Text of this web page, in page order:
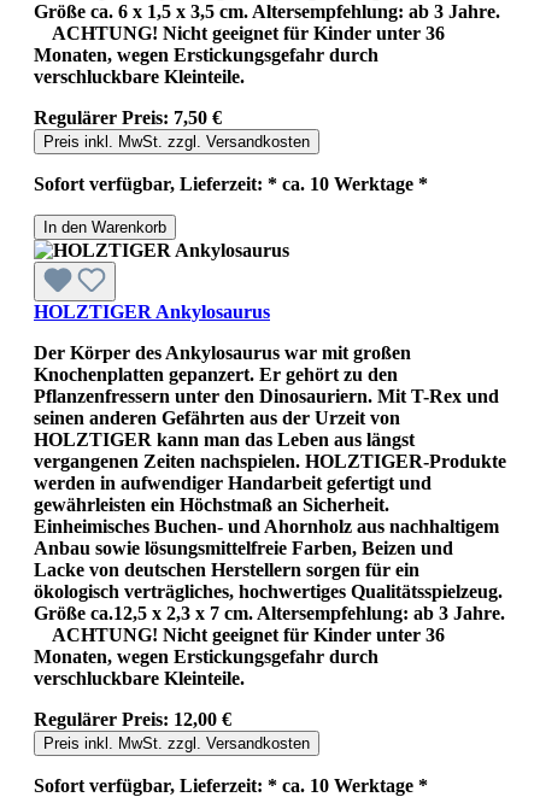
Größe ca. 6 x 1,5 x 3,5 cm. Altersempfehlung: ab 3 Jahre.
ACHTUNG! Nicht geeignet für Kinder unter 36
Monaten, wegen Erstickungsgefahr durch
verschluckbare Kleinteile.
Regulärer Preis: 7,50 €
Preis inkl. MwSt. zzgl. Versandkosten
Sofort verfügbar, Lieferzeit: * ca. 10 Werktage *
In den Warenkorb
HOLZTIGER Ankylosaurus
Der Körper des Ankylosaurus war mit großen
Knochenplatten gepanzert. Er gehört zu den
Pflanzenfressern unter den Dinosauriern. Mit T-Rex und
seinen anderen Gefährten aus der Urzeit von
HOLZTIGER kann man das Leben aus längst
vergangenen Zeiten nachspielen. HOLZTIGER-Produkte
werden in aufwendiger Handarbeit gefertigt und
gewährleisten ein Höchstmaß an Sicherheit.
Einheimisches Buchen- und Ahornholz aus nachhaltigem
Anbau sowie lösungsmittelfreie Farben, Beizen und
Lacke von deutschen Herstellern sorgen für ein
ökologisch verträgliches, hochwertiges Qualitätsspielzeug.
Größe ca.12,5 x 2,3 x 7 cm. Altersempfehlung: ab 3 Jahre.
ACHTUNG! Nicht geeignet für Kinder unter 36
Monaten, wegen Erstickungsgefahr durch
verschluckbare Kleinteile.
Regulärer Preis: 12,00 €
Preis inkl. MwSt. zzgl. Versandkosten
Sofort verfügbar, Lieferzeit: * ca. 10 Werktage *